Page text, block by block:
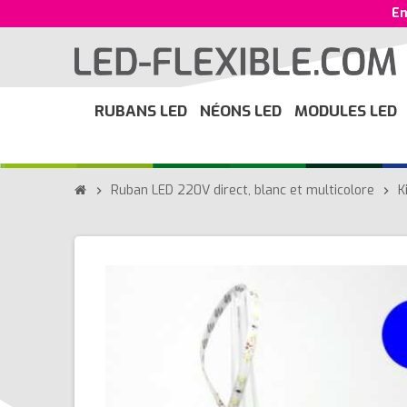
RUBANS LED NÉONS LED MODULES LED
chevron_right Ruban LED 220V direct, blanc et multicolore chevron_right